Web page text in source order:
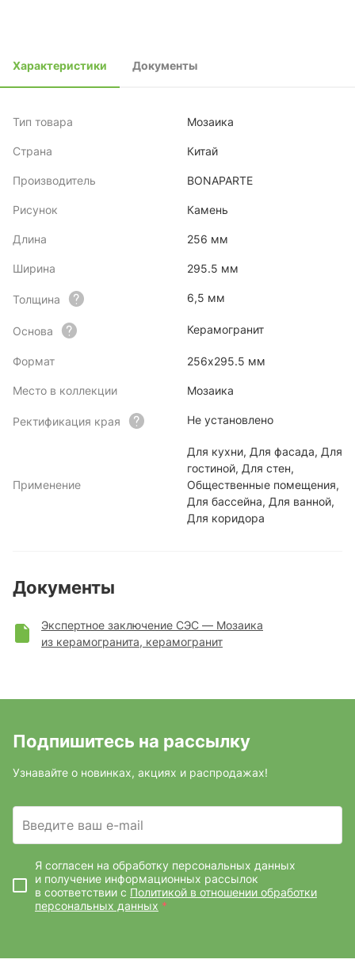
Характеристики Документы
Тип товара Мозаика
Страна Китай
Производитель BONAPARTE
Рисунок Камень
Длина 256 мм
Ширина 295.5 мм
Толщина 6,5 мм
Основа Керамогранит
Формат 256х295.5 мм
Место в коллекции Мозаика
Ректификация края Не установлено
Применение
Для кухни, Для фасада, Для
гостиной, Для стен,
Общественные помещения,
Для бассейна, Для ванной,
Для коридора
Документы
Экспертное заключение СЭС — Мозаика
из керамогранита, керамогранит
Подпишитесь на рассылку
Узнавайте о новинках, акциях и распродажах!
Введите ваш e-mail
Я согласен на обработку персональных данных
и получение информационных рассылок
в соответствии с Политикой в отношении обработки
персональных данных *